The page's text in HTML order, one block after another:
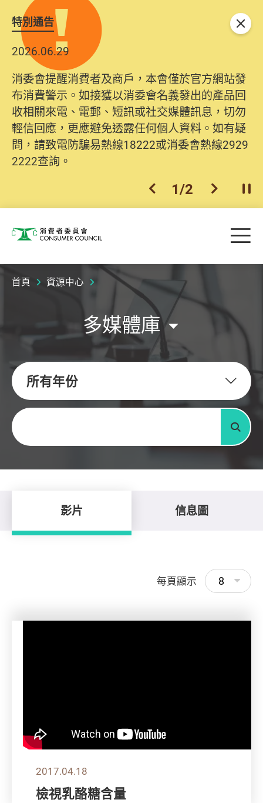
特別通告
2026.06.29
消委會提醒消費者及商戶，本會僅於官方網站發
布消費警示。如接獲以消委會名義發出的產品回
收相關來電、電郵、短訊或社交媒體訊息，切勿
輕信回應，更應避免透露任何個人資料。如有疑
問，請致電防騙易熱線18222或消委會熱線2929
2222查詢。
2025.10.31
為提升使用者體驗及網絡安全，本會的投訴處理
系統已經進行升級及推出新功能。由2025年11月
10日起，消費者需要提供基本聯絡資料（包括姓
名、電郵及電話）註冊帳戶，才可提交投訴、查
詢及建議。所有提交紀錄將清晰整合於帳戶中，
方便日後作出跟進。
上一個
2/2 下一個開
關閉
消費者委員會 目
首頁 資源中心
多媒體庫
所有年份
關鍵字
搜尋
影片 信息圖
每頁顯示 8
2017.04.18
檢視乳酪糖含量